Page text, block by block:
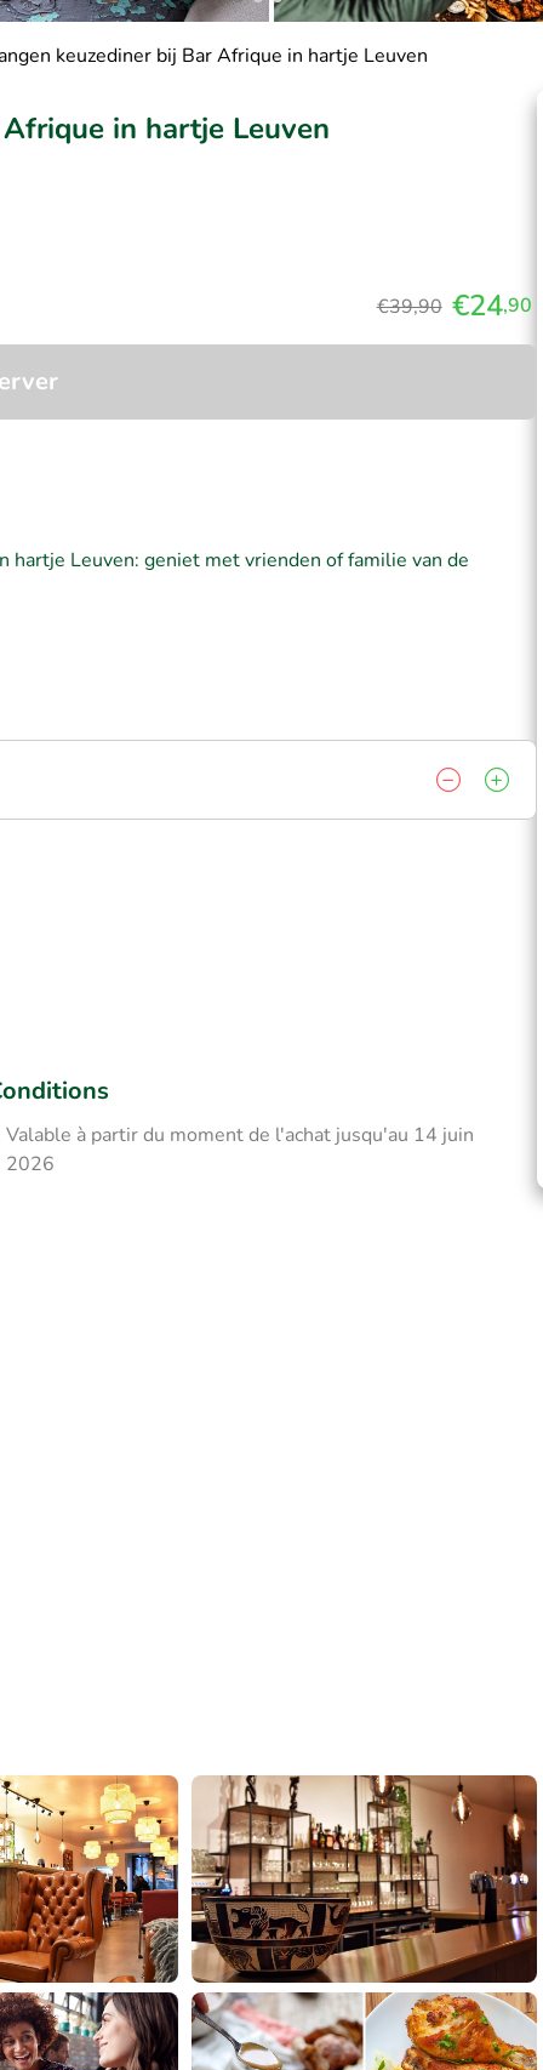
keuzediner bij Bar Afrique in hartje Leuven
in hartje Leuven
€39,90 €24,90
Leuven: geniet met vrienden of familie van de
Valable à partir du moment de l'achat jusqu'au 14 juin
2026